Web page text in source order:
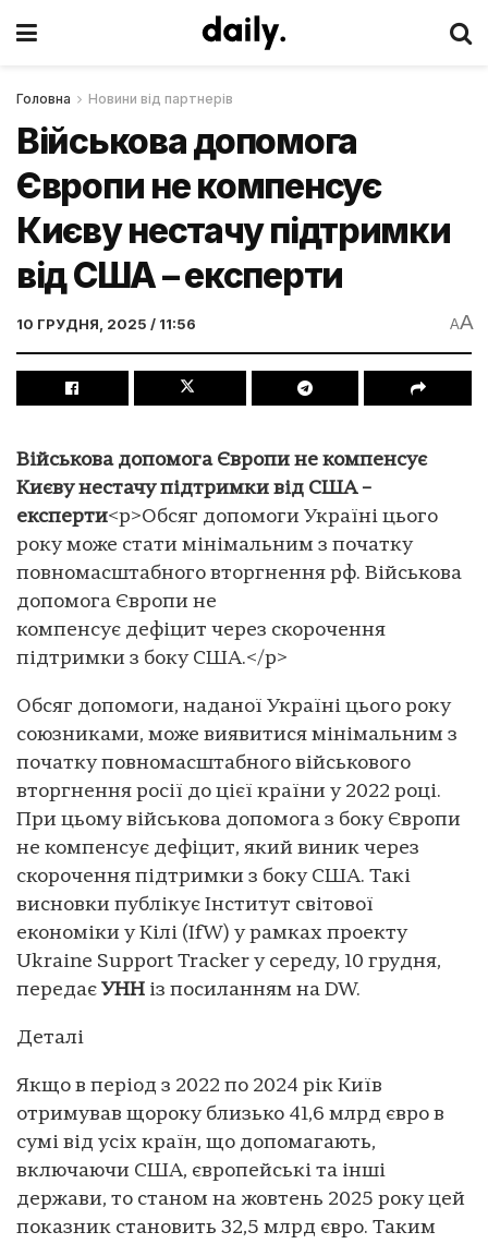
Головна Новини від партнерів
Військова допомога
Європи не компенсує
Києву нестачу підтримки
від США – експерти
10 ГРУДНЯ, 2025 / 11:56 AA
Військова допомога Європи не компенсує
Києву нестачу підтримки від США –
експерти<p>Обсяг допомоги Україні цього
року може стати мінімальним з початку
повномасштабного вторгнення рф. Військова
допомога Європи не
компенсує дефіцит через скорочення
підтримки з боку США.</p>
Обсяг допомоги, наданої Україні цього року
союзниками, може виявитися мінімальним з
початку повномасштабного військового
вторгнення росії до цієї країни у 2022 році.
При цьому військова допомога з боку Європи
не компенсує дефіцит, який виник через
скорочення підтримки з боку США. Такі
висновки публікує Інститут світової
економіки у Кілі (IfW) у рамках проекту
Ukraine Support Tracker у середу, 10 грудня,
передає УНН із посиланням на DW.
Деталі
Якщо в період з 2022 по 2024 рік Київ
отримував щороку близько 41,6 млрд євро в
сумі від усіх країн, що допомагають,
включаючи США, європейські та інші
держави, то станом на жовтень 2025 року цей
показник становить 32,5 млрд євро. Таким